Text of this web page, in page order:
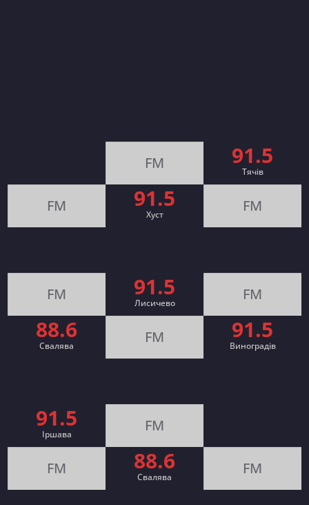
FM 91.5
Тячів
FM 91.5
Хуст FM
FM 91.5
Лисичево FM
88.6
Свалява FM 91.5
Виноградів
91.5
Іршава FM
FM 88.6
Cвалява FM